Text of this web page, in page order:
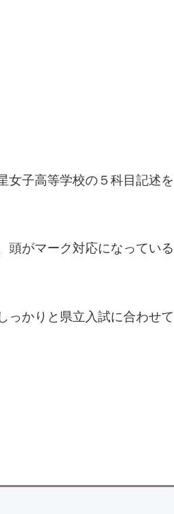
女子高等学校の５科目記述を
頭がマーク対応になっている
っかりと県立入試に合わせて